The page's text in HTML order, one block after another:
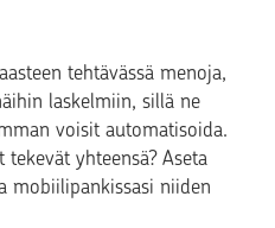
tehtävässä menoja,
laskelmiin, sillä ne
voisit automatisoida.
yhteensä? Aseta
mobiilipankissasi niiden